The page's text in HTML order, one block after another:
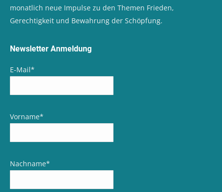
monatlich neue Impulse zu den Themen Frieden,
Gerechtigkeit und Bewahrung der Schöpfung.
Newsletter Anmeldung
E-Mail*
Vorname*
Nachname*